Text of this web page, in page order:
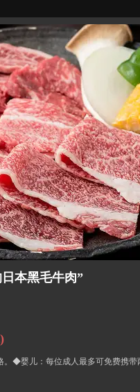
本黑毛牛肉”
。◆婴儿：每位成人最多可免费携带